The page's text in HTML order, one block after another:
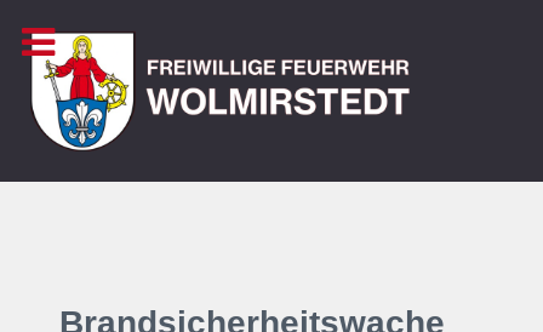
Brandsicherheitswache